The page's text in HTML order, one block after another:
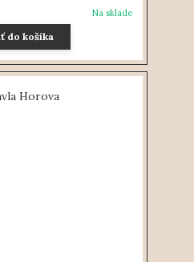
Na sklade
do košíka